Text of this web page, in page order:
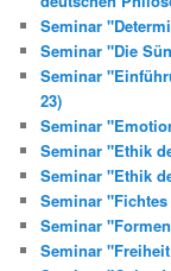
Seminar
Seminar "Die
Seminar
23)
Seminar
Seminar "Ethik
Seminar "Ethik
Seminar
Seminar
Seminar